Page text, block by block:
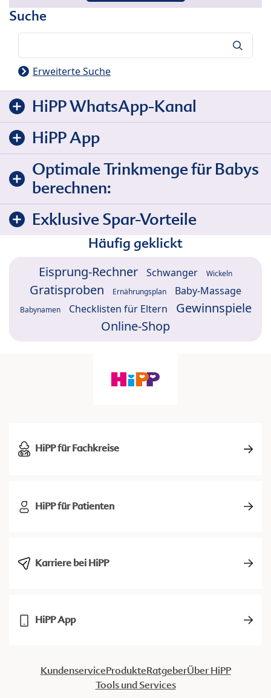
Suche
Erweiterte Suche
HiPP WhatsApp-Kanal
HiPP App
Optimale Trinkmenge für Babys
berechnen:
Exklusive Spar-Vorteile
Häufig geklickt
Eisprung-Rechner Schwanger Wickeln
Gratisproben Ernährungsplan Baby-Massage
Babynamen Checklisten für Eltern
Gewinnspiele
Online-Shop
HiPP für Fachkreise
HiPP für Patienten
Karriere bei HiPP
HiPP App
KundenserviceProdukteRatgeberÜber HiPP
Tools und Services